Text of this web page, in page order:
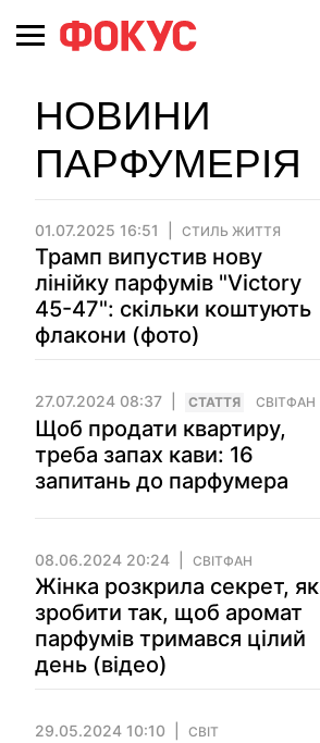
НОВИНИ
ПАРФУМЕРІЯ
01.07.2025 16:51 СТИЛЬ ЖИТТЯ
Трамп випустив нову
лінійку парфумів "Victory
45-47": скільки коштують
флакони (фото)
27.07.2024 08:37 СТАТТЯ СВІТФАН
Щоб продати квартиру,
треба запах кави: 16
запитань до парфумера
08.06.2024 20:24 СВІТФАН
Жінка розкрила секрет, як
зробити так, щоб аромат
парфумів тримався цілий
день (відео)
29.05.2024 10:10 СВІТ